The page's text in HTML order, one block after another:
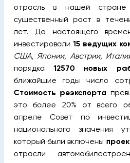
отрасль в нашей стране
существенный рост в
лет. До настоящего
инвестировали 15 ведущих
США, Японии, Австрии,
порядка 12570 новых
ближайшие годы число
Стоимость реэкспорта
это более 20% от всего
апреле Совет по
национального значения
который были включены
отрасли